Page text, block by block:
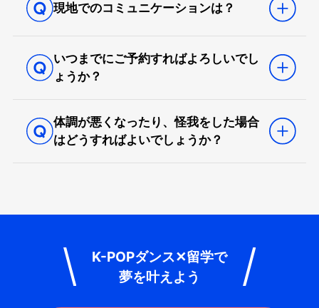
現地でのコミュニケーションは？
いつまでにご予約すればよろしいでし
ょうか？
体調が悪くなったり、怪我をした場合
はどうすればよいでしょうか？
K-POPダンス✕留学で
夢を叶えよう